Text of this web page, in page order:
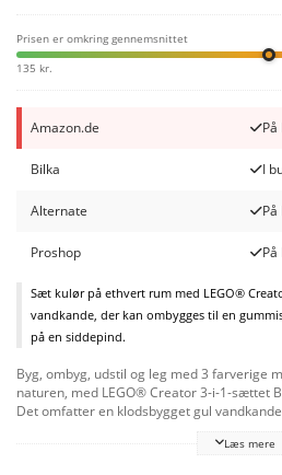
Prisen er omkring gennemsnittet
135 kr.
Amazon.de
Bilka I
Alternate
Proshop
Sæt kulør på ethvert rum med LEGO®
vandkande, der kan ombygges til en
på en siddepind.
Byg, ombyg, udstil og leg med 3 farverige
naturen, med LEGO® Creator 3-i-1-sættet
Det omfatter en klodsbygget gul
sommerfugle på gennemsigtige pinde, så
Læs mere